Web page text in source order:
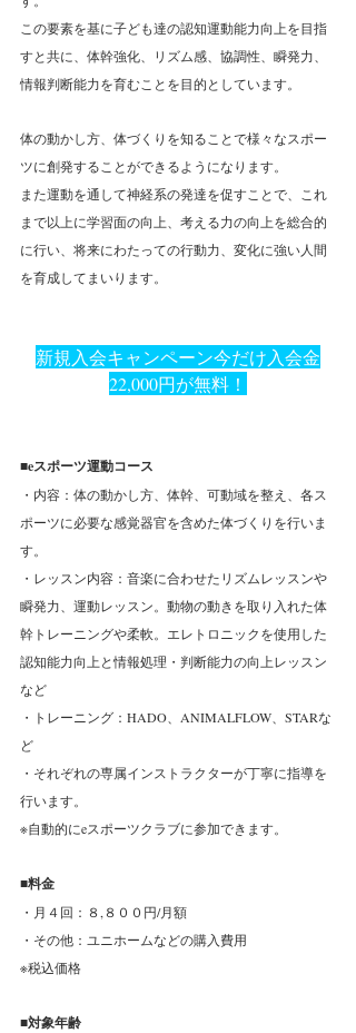
この要素を基に子ども達の認知運動能力向上を目指
すと共に、体幹強化、リズム感、協調性、瞬発力、
情報判断能力を育むことを目的としています。
体の動かし方、体づくりを知ることで様々なスポー
ツに創発することができるようになります。
また運動を通して神経系の発達を促すことで、これ
まで以上に学習面の向上、考える力の向上を総合的
に行い、将来にわたっての行動力、変化に強い人間
を育成してまいります。
新規入会キャンペーン今だけ入会金
22,000円が無料！
■eスポーツ運動コース
・内容：体の動かし方、体幹、可動域を整え、各ス
ポーツに必要な感覚器官を含めた体づくりを行いま
す。
・レッスン内容：音楽に合わせたリズムレッスンや
瞬発力、運動レッスン。動物の動きを取り入れた体
幹トレーニングや柔軟。エレトロニックを使用した
認知能力向上と情報処理・判断能力の向上レッスン
など
・トレーニング：HADO、ANIMALFLOW、STARな
ど
・それぞれの専属インストラクターが丁寧に指導を
行います。
※自動的にeスポーツクラブに参加できます。
■料金
・月４回：８,８００円/月額
・その他：ユニホームなどの購入費用
※税込価格
■対象年齢